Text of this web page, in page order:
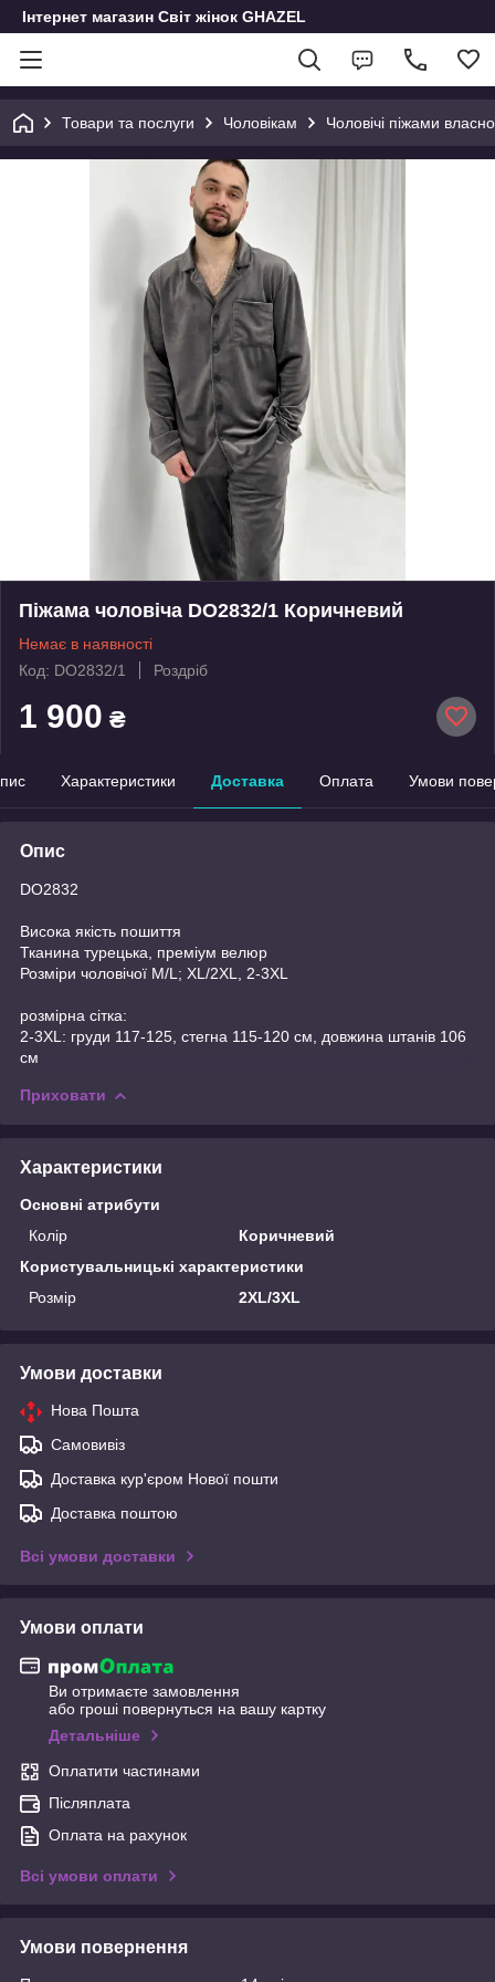
Інтернет магазин Світ жінок GHAZEL
Товари та послуги Чоловікам Чоловічі піжами
Піжама чоловіча DO2832/1 Коричневий
Немає в наявності
Код: DO2832/1
Роздріб
1 900 ₴
Характеристики Доставка Оплата Умови
Опис
DO2832
Висока якість пошиття
Тканина турецька, преміум велюр
Розміри чоловічої М/L; XL/2XL, 2-3XL
розмірна сітка:
2-3XL: груди 117-125, стегна 115-120 см, довжина штанів 106
см
Приховати
Характеристики
Основні атрибути
Колір
Коричневий
Користувальницькі характеристики
Розмір
2XL/3XL
Умови доставки
Нова Пошта
Самовивіз
Доставка кур'єром Нової пошти
Доставка поштою
Всі умови доставки
Умови оплати
Ви отримаєте замовлення
або гроші повернуться на вашу картку
Детальніше
Оплатити частинами
Післяплата
Оплата на рахунок
Всі умови оплати
Умови повернення